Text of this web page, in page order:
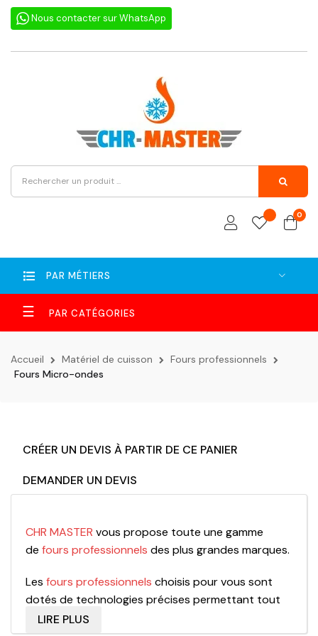
Nous contacter sur WhatsApp
0
PAR MÉTIERS
Basculer
la
navigation
☰
Accueil Matériel de cuisson
Fours professionnels
Fours Micro-ondes
CRÉER UN DEVIS À PARTIR DE CE PANIER
DEMANDER UN DEVIS
CHR MASTER vous propose toute une gamme
de fours professionnels des plus grandes marques.
Les fours professionnels choisis pour vous sont
dotés de technologies précises permettant tout
type de cuisson en fonction de votre produit et de
LIRE PLUS